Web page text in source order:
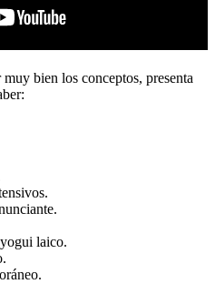
bien los conceptos, presenta
laico.